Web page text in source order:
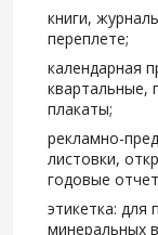
книги,
переплете;
календарная
квартальные,
плакаты;
рекламно-
листовки,
годовые
этикетка: для
минеральных